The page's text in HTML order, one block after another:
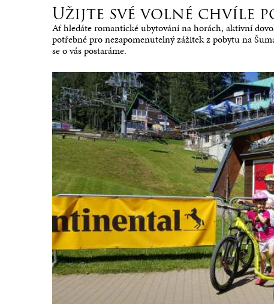
Užijte své volné chvíle
Ať hledáte romantické ubytování na horách, aktivní
potřebné pro nezapomenutelný zážitek z pobytu na
se o vás postaráme.